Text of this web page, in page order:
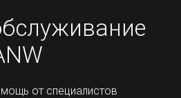
от специалистов